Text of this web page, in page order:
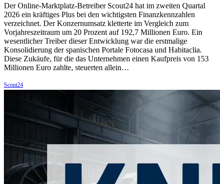
Der Online-Marktplatz-Betreiber Scout24 hat im zweiten Quartal
2026 ein kräftiges Plus bei den wichtigsten Finanzkennzahlen
verzeichnet. Der Konzernumsatz kletterte im Vergleich zum
Vorjahreszeitraum um 20 Prozent auf 192,7 Millionen Euro. Ein
wesentlicher Treiber dieser Entwicklung war die erstmalige
Konsolidierung der spanischen Portale Fotocasa und Habitaclia.
Diese Zukäufe, für die das Unternehmen einen Kaufpreis von 153
Millionen Euro zahlte, steuerten allein…
Scout24